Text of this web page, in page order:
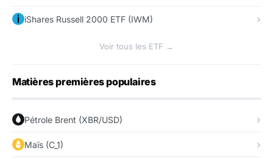
iShares Russell 2000 ETF (IWM)
Voir tous les ETF →
Matières premières populaires
Pétrole Brent (XBR/USD)
Maïs (C_1)